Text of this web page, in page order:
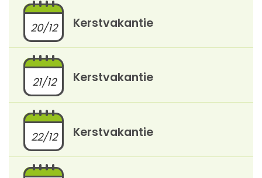
20/12 Kerstvakantie
21/12 Kerstvakantie
22/12 Kerstvakantie